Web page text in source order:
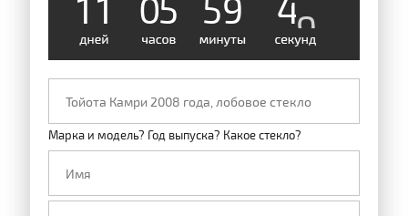
Марка и модель? Год выпуска? Какое стекло?